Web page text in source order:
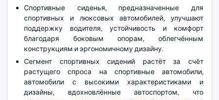
Спортивные сиденья, предназначенные для
спортивных и люксовых автомобилей, улучшают
поддержку водителя, устойчивость и комфорт
благодаря боковым опорам, облегчённым
конструкциям и эргономичному дизайну.
Сегмент спортивных сидений растёт за счёт
растущего спроса на спортивные автомобили,
автомобили с высокими характеристиками и
дизайны, вдохновлённые автоспортом, что